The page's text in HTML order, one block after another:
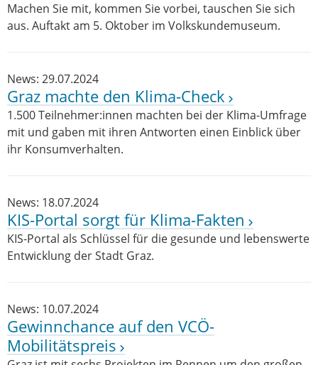
Machen Sie mit, kommen Sie vorbei, tauschen Sie sich
aus. Auftakt am 5. Oktober im Volkskundemuseum.
News: 29.07.2024
Graz machte den Klima-Check
1.500 Teilnehmer:innen machten bei der Klima-Umfrage
mit und gaben mit ihren Antworten einen Einblick über
ihr Konsumverhalten.
News: 18.07.2024
KIS-Portal sorgt für Klima-Fakten
KIS-Portal als Schlüssel für die gesunde und lebenswerte
Entwicklung der Stadt Graz.
News: 10.07.2024
Gewinnchance auf den VCÖ-
Mobilitätspreis